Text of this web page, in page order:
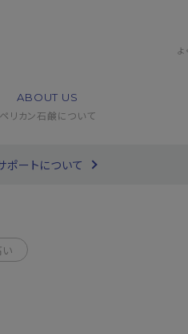
よ
ABOUT US
ペリカン石鹸について
ポートについて